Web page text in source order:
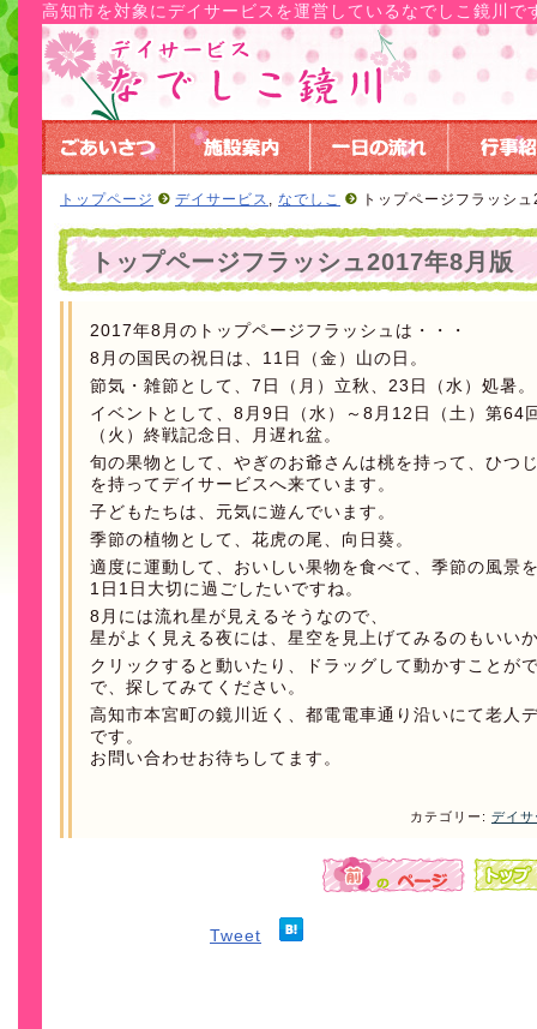
高知市を対象にデイサービスを運営しているなでしこ鏡川で
トップページ デイサービス , なでしこ トップページフラッシ
トップページフラッシュ2017年8月版
2017年8月のトップページフラッシュは・・・
8月の国民の祝日は、11日（金）山の日。
節気・雑節として、7日（月）立秋、23日（水）処暑。
イベントとして、8月9日（水）～8月12日（土）第64
（火）終戦記念日、月遅れ盆。
旬の果物として、やぎのお爺さんは桃を持って、ひつ
を持ってデイサービスへ来ています。
子どもたちは、元気に遊んでいます。
季節の植物として、花虎の尾、向日葵。
適度に運動して、おいしい果物を食べて、季節の風景
1日1日大切に過ごしたいですね。
8月には流れ星が見えるそうなので、
星がよく見える夜には、星空を見上げてみるのもいい
クリックすると動いたり、ドラッグして動かすことが
で、探してみてください。
高知市本宮町の鏡川近く、都電電車通り沿いにて老人
です。
お問い合わせお待ちしてます。
カテゴリー: デイ
Tweet